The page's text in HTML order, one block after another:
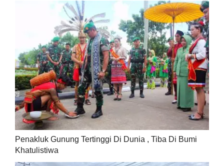
Penakluk Gunung Tertinggi Di Dunia , Tiba Di Bumi
Khatulistiwa